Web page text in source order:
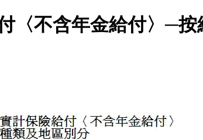
〈不含年金給付〉─